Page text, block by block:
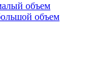
объем
объем